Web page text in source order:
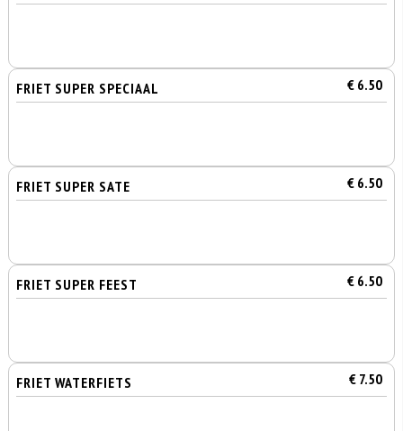
FRIET SUPER SPECIAAL € 6.50
FRIET SUPER SATE € 6.50
FRIET SUPER FEEST € 6.50
FRIET WATERFIETS € 7.50